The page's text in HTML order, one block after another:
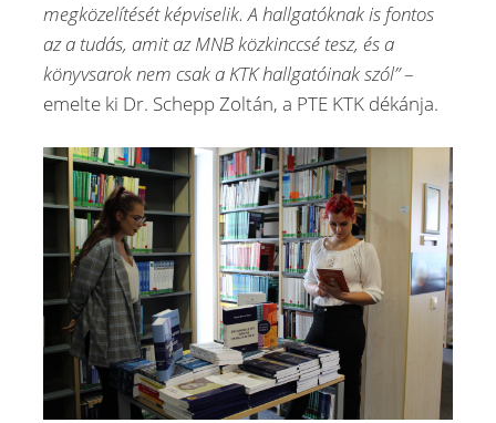
megközelítését képviselik. A hallgatóknak is fontos
az a tudás, amit az MNB közkinccsé tesz, és a
könyvsarok nem csak a KTK hallgatóinak szól”–
emelte ki Dr. Schepp Zoltán, a PTE KTK dékánja.